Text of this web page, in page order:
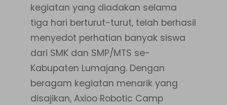
kegiatan yang diadakan selama
tiga hari berturut-turut, telah berhasil
menyedot perhatian banyak siswa
dari SMK dan SMP/MTS se-
Kabupaten Lumajang. Dengan
beragam kegiatan menarik yang
disajikan, Axioo Robotic Camp